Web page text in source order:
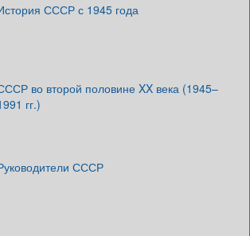
СССР с 1945 года
во второй половине XX века (1945–
гг.)
СССР